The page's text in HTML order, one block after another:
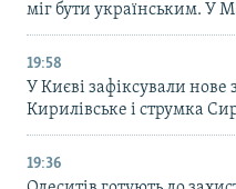
міг бути українським. У
19:58
У Києві зафіксували нове
Кирилівське і струмка
19:36